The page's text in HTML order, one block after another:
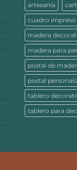
artesanía
cuadro impreso
madera
madera para
postal de
postal
tablero
tablero para